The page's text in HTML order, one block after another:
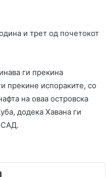
и трет од почетокот
ги прекина
прекине испораките, со
на оваа островска
додека Хавана ги
САД.
Испринтај